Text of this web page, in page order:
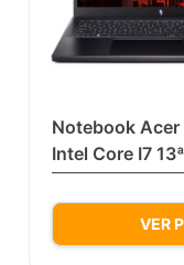
Notebook
Intel Core I7
VER